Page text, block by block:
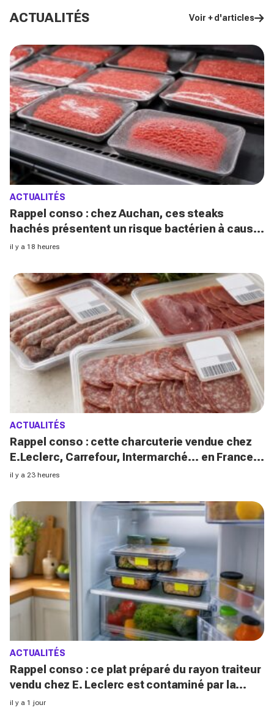
ACTUALITÉS Voir + d'articles
ACTUALITÉS
Rappel conso : chez Auchan, ces steaks
hachés présentent un risque bactérien à cause
d'un emballage défectueux
il y a 18 heures
ACTUALITÉS
Rappel conso : cette charcuterie vendue chez
E.Leclerc, Carrefour, Intermarché… en France
contient des salmonelles
il y a 23 heures
ACTUALITÉS
Rappel conso : ce plat préparé du rayon traiteur
vendu chez E. Leclerc est contaminé par la
Listeria
il y a 1 jour